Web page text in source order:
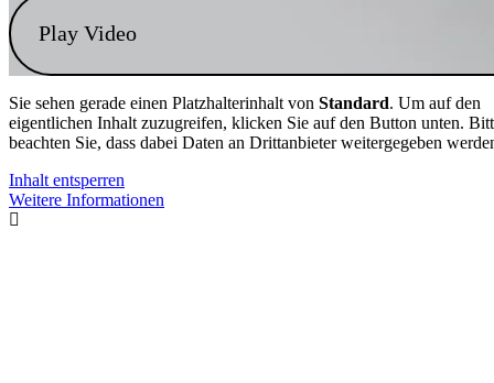
Play Video
Sie sehen gerade einen Platzhalterinhalt von Standard. Um auf den
eigentlichen Inhalt zuzugreifen, klicken Sie auf den Button unten.
beachten Sie, dass dabei Daten an Drittanbieter weitergegeben
Inhalt entsperren
Weitere Informationen